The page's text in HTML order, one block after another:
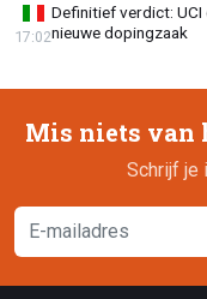
Definitief verdict:
nieuwe dopingzaak
17:02
Mis niets van
Schrijf je